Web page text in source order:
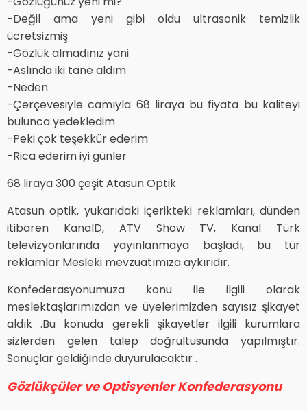
-Değil ama yeni gibi oldu ultrasonik temizlik
ücretsizmiş
-Gözlük almadınız yani
-Aslında iki tane aldım
-Neden
-Çerçevesiyle camıyla 68 liraya bu fiyata bu kaliteyi
bulunca yedekledim
-Peki çok teşekkür ederim
-Rica ederim iyi günler
68 liraya 300 çeşit Atasun Optik
Atasun optik, yukarıdaki içerikteki reklamları, dünden
itibaren KanalD, ATV Show TV, Kanal Türk
televizyonlarında yayınlanmaya başladı, bu tür
reklamlar Mesleki mevzuatımıza aykırıdır.
Konfederasyonumuza konu ile ilgili olarak
meslektaşlarımızdan ve üyelerimizden sayısız şikayet
aldık .Bu konuda gerekli şikayetler ilgili kurumlara
sizlerden gelen talep doğrultusunda yapılmıştır.
Sonuçlar geldiğinde duyurulacaktır .
Gözlükçüler ve Optisyenler Konfederasyonu